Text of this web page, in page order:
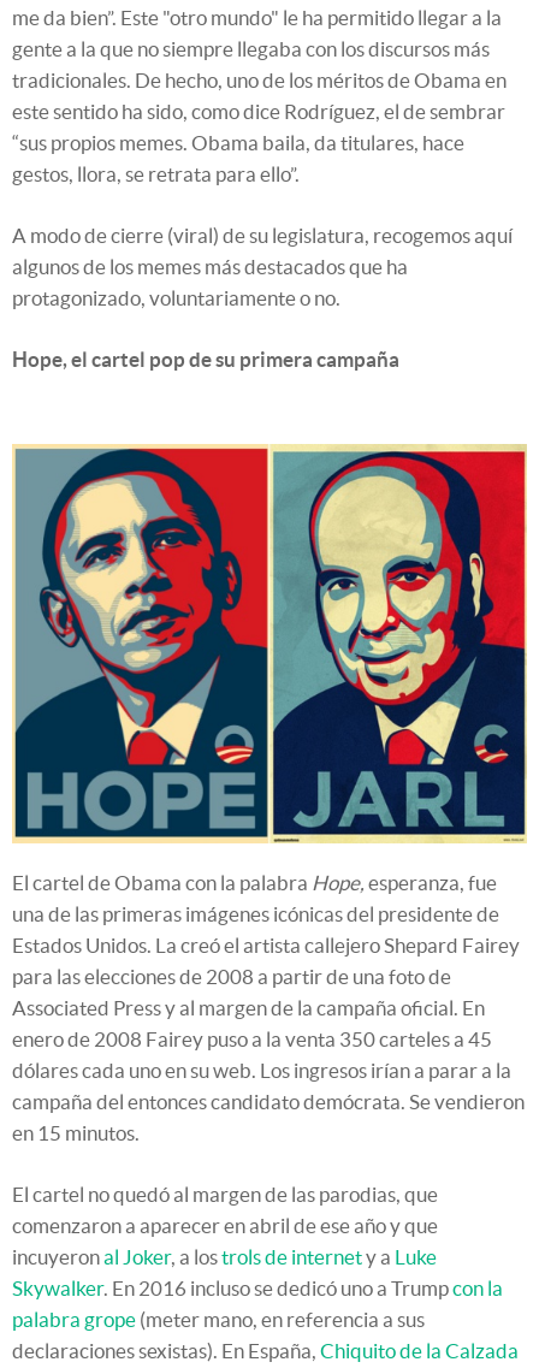
me da bien”. Este "otro mundo" le ha permitido llegar a la
gente a la que no siempre llegaba con los discursos más
tradicionales. De hecho, uno de los méritos de Obama en
este sentido ha sido, como dice Rodríguez, el de sembrar
“sus propios memes. Obama baila, da titulares, hace
gestos, llora, se retrata para ello”.
A modo de cierre (viral) de su legislatura, recogemos aquí
algunos de los memes más destacados que ha
protagonizado, voluntariamente o no.
Hope, el cartel pop de su primera campaña
El cartel de Obama con la palabra Hope, esperanza, fue
una de las primeras imágenes icónicas del presidente de
Estados Unidos. La creó el artista callejero Shepard Fairey
para las elecciones de 2008 a partir de una foto de
Associated Press y al margen de la campaña oficial. En
enero de 2008 Fairey puso a la venta 350 carteles a 45
dólares cada uno en su web. Los ingresos irían a parar a la
campaña del entonces candidato demócrata. Se vendieron
en 15 minutos.
El cartel no quedó al margen de las parodias, que
comenzaron a aparecer en abril de ese año y que
incuyeronal Joker, a lostrols de internety a Luke
Skywalker. En 2016 incluso se dedicó uno a Trumpcon la
palabra grope (meter mano, en referencia a sus
declaraciones sexistas). En España, Chiquito de la Calzada